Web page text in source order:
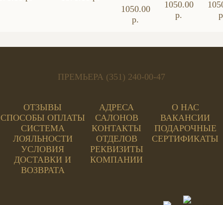
1050.00
р.
1050.00
р.
ПРЕМЬЕРА (351) 240-00-47
ОТЗЫВЫ
СПОСОБЫ ОПЛАТЫ
СИСТЕМА
ЛОЯЛЬНОСТИ
УСЛОВИЯ
ДОСТАВКИ И
ВОЗВРАТА
АДРЕСА
САЛОНОВ
КОНТАКТЫ
ОТДЕЛОВ
РЕКВИЗИТЫ
КОМПАНИИ
О НАС
ВАКАНСИИ
ПОДАРОЧНЫЕ
СЕРТИФИКАТЫ